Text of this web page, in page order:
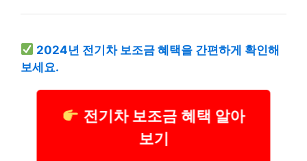
2024년 전기차 보조금 혜택을 간편하게 확인해
보세요.
전기차 보조금 혜택 알아
보기